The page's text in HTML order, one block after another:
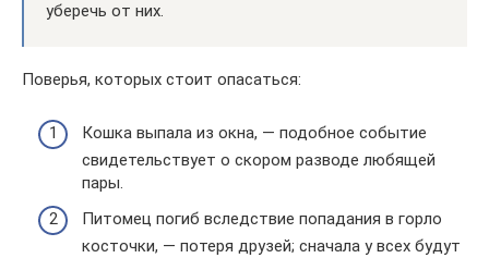
уберечь от них.
Поверья, которых стоит опасаться:
Кошка выпала из окна, — подобное событие
свидетельствует о скором разводе любящей
пары.
Питомец погиб вследствие попадания в горло
косточки, — потеря друзей; сначала у всех будут